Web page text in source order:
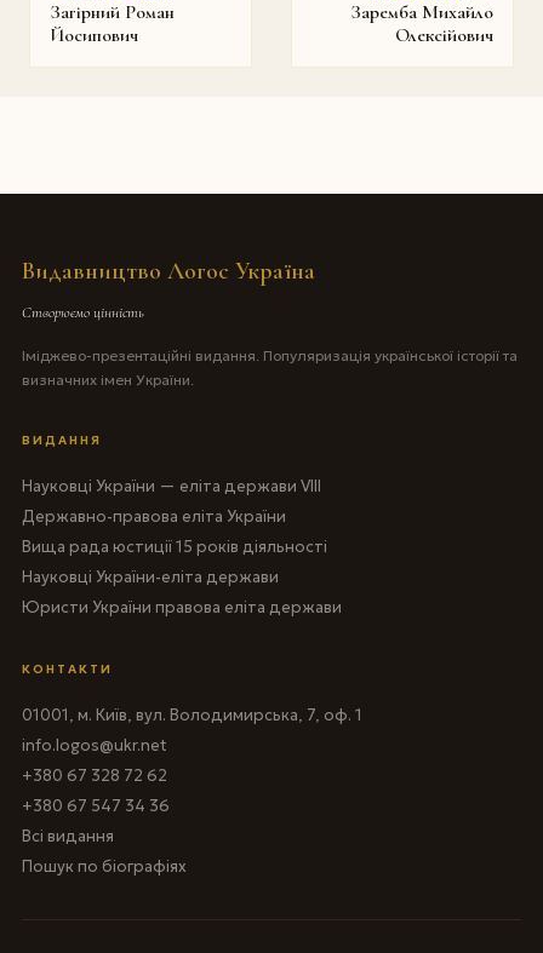
Загірний Роман
Йосипович
Заремба Михайло
Олексійович
Видавництво Логос Україна
Створюємо цінність
Іміджево-презентаційні видання. Популяризація української історії та
визначних імен України.
ВИДАННЯ
Науковці України — еліта держави VIII
Державно-правова еліта України
Вища рада юстиції 15 років діяльності
Науковці України-еліта держави
Юристи України правова еліта держави
КОНТАКТИ
01001, м. Київ, вул. Володимирська, 7, оф. 1
info.logos@ukr.net
+380 67 328 72 62
+380 67 547 34 36
Всі видання
Пошук по біографіях